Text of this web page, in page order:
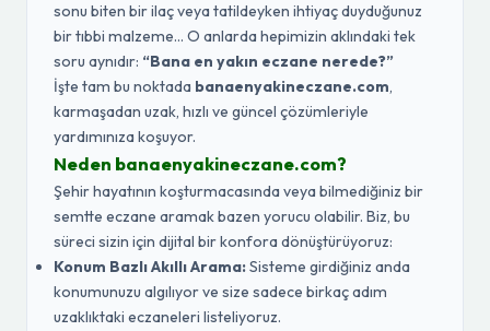
sonu biten bir ilaç veya tatildeyken ihtiyaç duyduğunuz
bir tıbbi malzeme... O anlarda hepimizin aklındaki tek
soru aynıdır: “Bana en yakın eczane nerede?”
İşte tam bu noktada banaenyakineczane.com,
karmaşadan uzak, hızlı ve güncel çözümleriyle
yardımınıza koşuyor.
Neden banaenyakineczane.com?
Şehir hayatının koşturmacasında veya bilmediğiniz bir
semtte eczane aramak bazen yorucu olabilir. Biz, bu
süreci sizin için dijital bir konfora dönüştürüyoruz:
Konum Bazlı Akıllı Arama:Sisteme girdiğiniz anda
konumunuzu algılıyor ve size sadece birkaç adım
uzaklıktaki eczaneleri listeliyoruz.